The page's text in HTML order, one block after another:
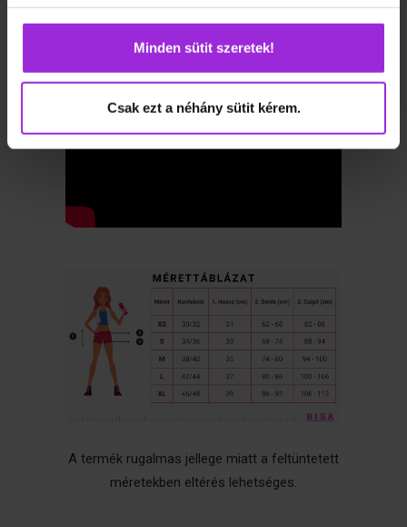
Minden sütit szeretek!
Csak ezt a néhány sütit kérem.
A termék rugalmas jellege miatt a feltüntetett
méretekben eltérés lehetséges.